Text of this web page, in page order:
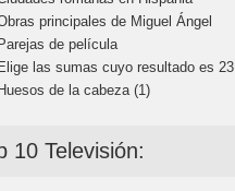
principales de Miguel Ángel
de película
las sumas cuyo resultado es 23
de la cabeza (1)
10 Televisión: